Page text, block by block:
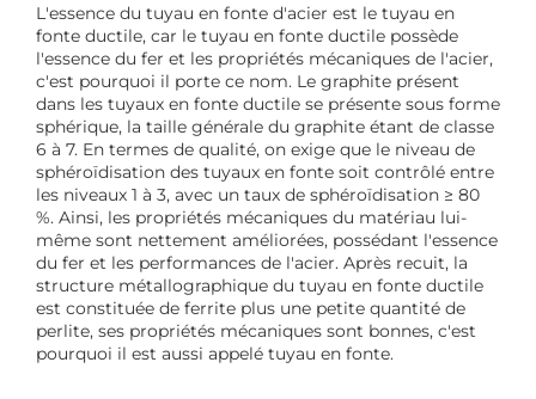
L'essence du tuyau en fonte d'acier est le tuyau en
fonte ductile, car le tuyau en fonte ductile possède
l'essence du fer et les propriétés mécaniques de l'acier,
c'est pourquoi il porte ce nom. Le graphite présent
dans les tuyaux en fonte ductile se présente sous forme
sphérique, la taille générale du graphite étant de classe
6 à 7. En termes de qualité, on exige que le niveau de
sphéroïdisation des tuyaux en fonte soit contrôlé entre
les niveaux 1 à 3, avec un taux de sphéroïdisation ≥ 80
%. Ainsi, les propriétés mécaniques du matériau lui-
même sont nettement améliorées, possédant l'essence
du fer et les performances de l'acier. Après recuit, la
structure métallographique du tuyau en fonte ductile
est constituée de ferrite plus une petite quantité de
perlite, ses propriétés mécaniques sont bonnes, c'est
pourquoi il est aussi appelé tuyau en fonte.